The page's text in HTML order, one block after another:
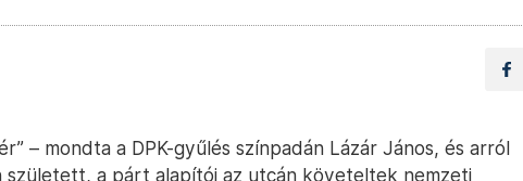
– mondta a DPK-gyűlés színpadán Lázár János, és arról
született, a párt alapítói az utcán követeltek nemzeti